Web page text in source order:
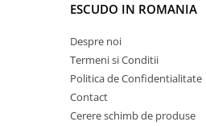
ESCUDO IN ROMANIA
Despre noi
Termeni si Conditii
Politica de Confidentialitate
Contact
Cerere schimb de produse